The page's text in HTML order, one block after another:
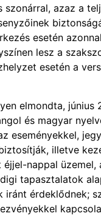
azaz a
esetén
lesz a
esetén a
elmondta,
és magyar
eseményekkel,
illetve
nappal
tapasztalatok
iránt érdeklődnek;